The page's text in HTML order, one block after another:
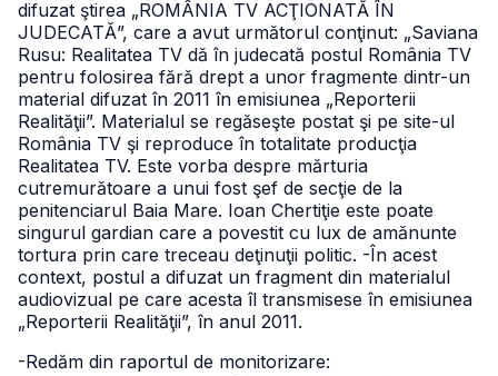
difuzat ştirea „ROMÂNIA TV ACŢIONATĂ ÎN
JUDECATĂ”, care a avut următorul conţinut: „Saviana
Rusu: Realitatea TV dă în judecată postul România TV
pentru folosirea fără drept a unor fragmente dintr-un
material difuzat în 2011 în emisiunea „Reporterii
Realităţii”. Materialul se regăseşte postat şi pe site-ul
România TV şi reproduce în totalitate producţia
Realitatea TV. Este vorba despre mărturia
cutremurătoare a unui fost şef de secţie de la
penitenciarul Baia Mare. Ioan Chertiţie este poate
singurul gardian care a povestit cu lux de amănunte
tortura prin care treceau deţinuţii politic. -În acest
context, postul a difuzat un fragment din materialul
audiovizual pe care acesta îl transmisese în emisiunea
„Reporterii Realităţii”, în anul 2011.
-Redăm din raportul de monitorizare: